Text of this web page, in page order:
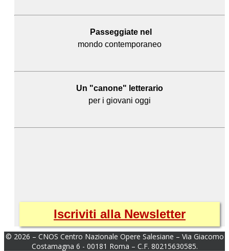
Passeggiate nel
mondo contemporaneo
Un "canone" letterario
per i giovani oggi
Iscriviti alla Newsletter
© 2026 – CNOS Centro Nazionale Opere Salesiane – Via Giacomo
Costamagna 6 - 00181 Roma – C.F. 80215630585.